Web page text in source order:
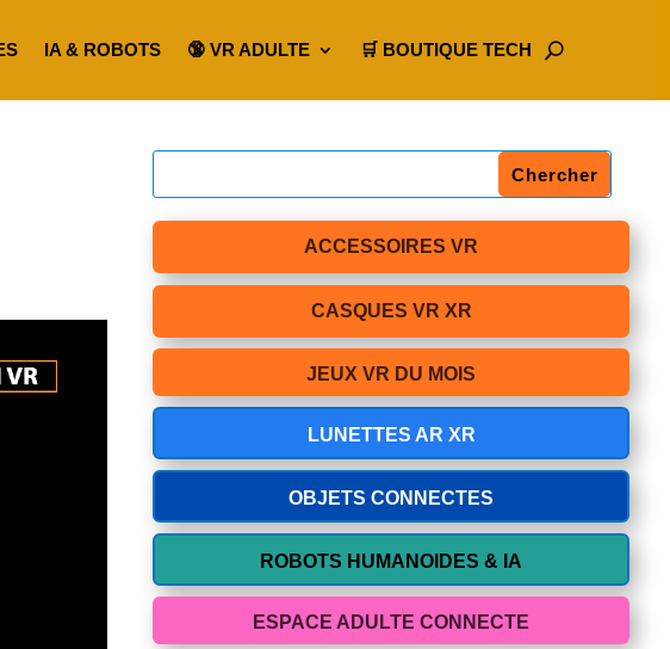
IA & ROBOTS 🔞 VR ADULTE 🛒 BOUTIQUE TECH
ACCESSOIRES VR
CASQUES VR XR
JEUX VR DU MOIS
LUNETTES AR XR
OBJETS CONNECTES
ROBOTS HUMANOIDES & IA
ESPACE ADULTE CONNECTE